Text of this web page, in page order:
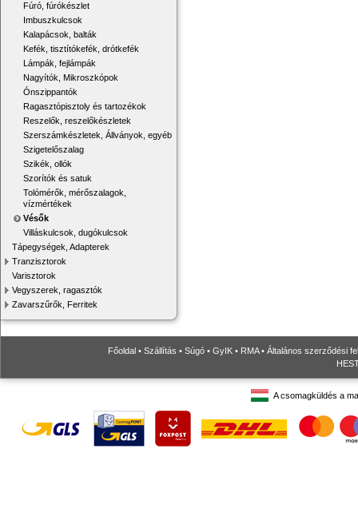
Fúró, fúrókészlet
Imbuszkulcsok
Kalapácsok, balták
Kefék, tisztítókefék, drótkefék
Lámpák, fejlámpák
Nagyítók, Mikroszkópok
Ónszippantók
Ragasztópisztoly és tartozékok
Reszelők, reszelőkészletek
Szerszámkészletek, Állványok, egyéb
Szigetelőszalag
Szikék, ollók
Szorítók és satuk
Tolómérők, mérőszalagok,
vízmértékek
Vésők
Villáskulcsok, dugókulcsok
Tápegységek, Adapterek
Tranzisztorok
Varisztorok
Vegyszerek, ragasztók
Zavarszűrők, Ferritek
Főoldal • Szállítás • Súgó • GyIK • RMA• Általános szerződési
A csomagküldés a